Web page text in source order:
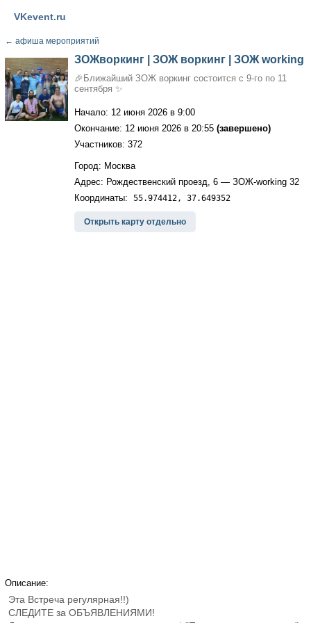
VKevent.ru
← афиша мероприятий
ЗОЖворкинг | ЗОЖ воркинг | ЗОЖ working
🎉Ближайший ЗОЖ воркинг состоится с 9-го по 11
сентября ✨
Начало: 12 июня 2026 в 9:00
Окончание: 12 июня 2026 в 20:55 (завершено)
Участников: 372
Город: Москва
Адрес: Рождественский проезд, 6 — ЗОЖ-working 32
Координаты: 55.974412, 37.649352
Открыть карту отдельно
Описание:
Эта Встреча регулярная!!)
СЛЕДИТЕ за ОБЪЯВЛЕНИЯМИ!